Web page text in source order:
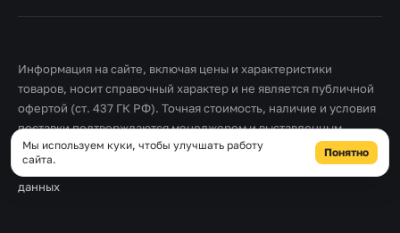
Информация на сайте, включая цены и характеристики
товаров, носит справочный характер и не является публичной
офертой (ст. 437 ГК РФ). Точная стоимость, наличие и условия
поставки подтверждаются менеджером и выставленным
счетом. Товарные знаки принадлежат их правообладателям.
Правовая информация
Согласие на обработку персональных
данных
Мы используем куки, чтобы улучшать работу
сайта.
Понятно